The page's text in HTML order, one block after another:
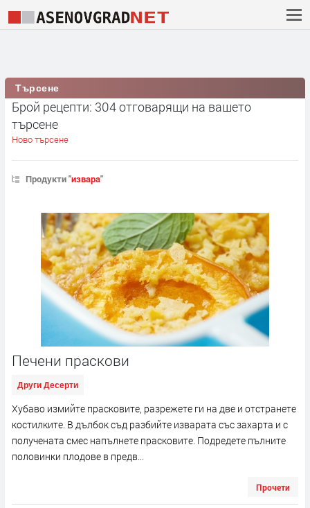
Търсене
Брой рецепти: 304 отговарящи на вашето
търсене
Ново търсене
Продукти "извара"
Печени праскови
Други Десерти
Хубаво измийте прасковите, разрежете ги на две и отстранете
костилките. В дълбок съд разбийте изварата със захарта и с
получената смес напълнете прасковите. Подредете пълните
половинки плодове в предв...
Прочети